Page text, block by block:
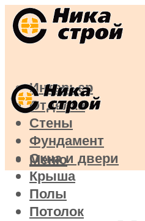
Интерьер
Отделка
Стены
Фундамент
Окна и двери
Крыша
Полы
Потолок
Меню